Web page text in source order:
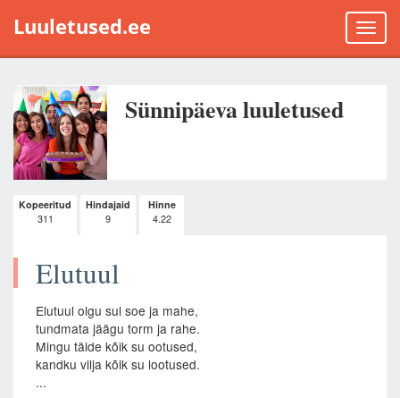
Luuletused.ee
Toggle
Sünnipäeva luuletused
Kopeeritud
311
Hindajaid
9
Hinne
4.22
Elutuul
Elutuul olgu sul soe ja mahe,
tundmata jäägu torm ja rahe.
Mingu täide kõik su ootused,
kandku vilja kõik su lootused.
...